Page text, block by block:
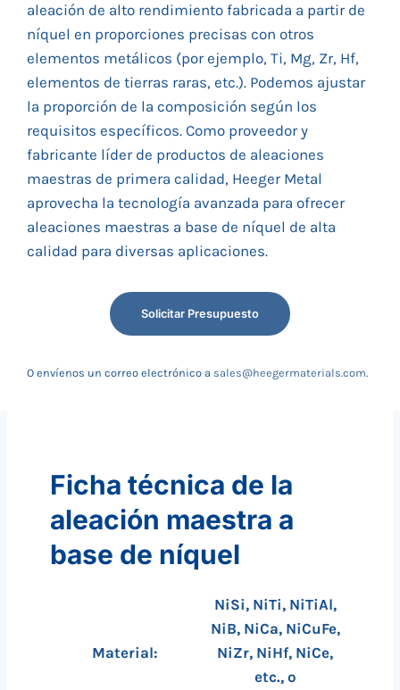
aleación de alto rendimiento fabricada a partir de
níquel en proporciones precisas con otros
elementos metálicos (por ejemplo, Ti, Mg, Zr, Hf,
elementos de tierras raras, etc.). Podemos ajustar
la proporción de la composición según los
requisitos específicos. Como proveedor y
fabricante líder de productos de aleaciones
maestras de primera calidad, Heeger Metal
aprovecha la tecnología avanzada para ofrecer
aleaciones maestras a base de níquel de alta
calidad para diversas aplicaciones.
Solicitar Presupuesto
O envíenos un correo electrónico a sales@heegermaterials.com.
Ficha técnica de la
aleación maestra a
base de níquel
Material:
NiSi, NiTi, NiTiAl,
NiB, NiCa, NiCuFe,
NiZr, NiHf, NiCe,
etc., o